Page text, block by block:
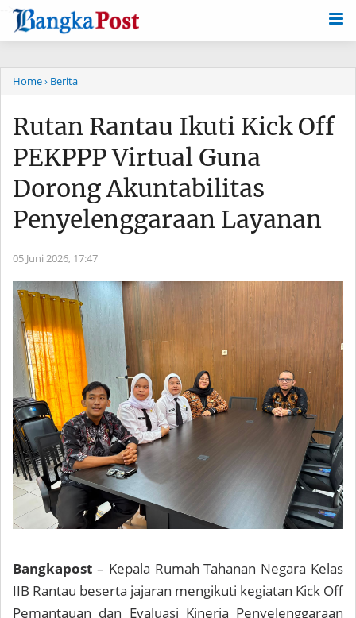
-->
Home› Berita
Rutan Rantau Ikuti Kick Off
PEKPPP Virtual Guna
Dorong Akuntabilitas
Penyelenggaraan Layanan
05 Juni 2026, 17:47
Bangkapost – Kepala Rumah Tahanan Negara Kelas
IIB Rantau beserta jajaran mengikuti kegiatan Kick Off
Pemantauan dan Evaluasi Kinerja Penyelenggaraan